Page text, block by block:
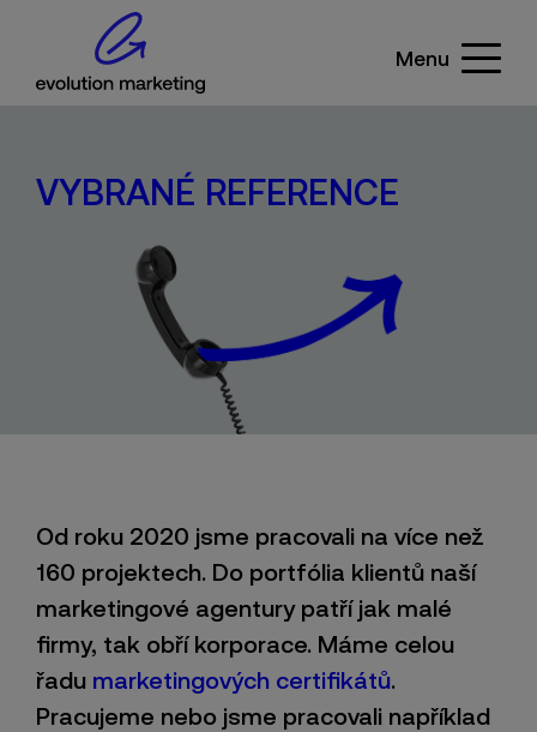
Menu
VYBRANÉ REFERENCE
Od roku 2020 jsme pracovali na více než
160 projektech. Do portfólia klientů naší
marketingové agentury patří jak malé
firmy, tak obří korporace. Máme celou
řadu marketingových certifikátů.
Pracujeme nebo jsme pracovali například